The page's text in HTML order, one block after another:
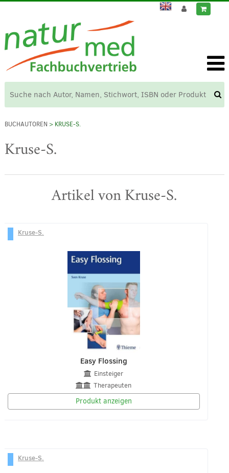
BUCHAUTOREN > KRUSE-S.
Kruse-S.
Artikel von Kruse-S.
Kruse-S.
Easy Flossing
Einsteiger
Therapeuten
Produkt anzeigen
Kruse-S.